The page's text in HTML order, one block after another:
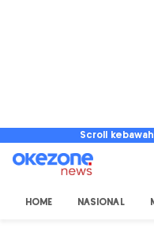
Scroll
HOME NASIONAL